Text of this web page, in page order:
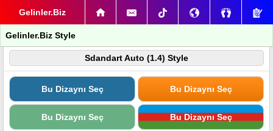
Gelinler.Biz
Gelinler.Biz Style
Sdandart Auto (1.4) Style
Bu Dizaynı Seç Bu Dizaynı Seç
Bu Dizaynı Seç Bu Dizaynı Seç